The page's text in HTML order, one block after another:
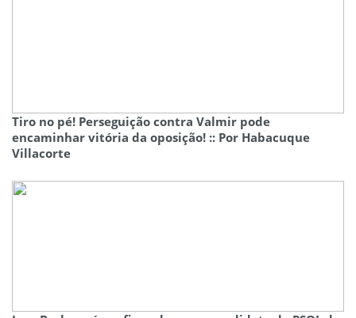
Tiro no pé! Perseguição contra Valmir pode
encaminhar vitória da oposição! :: Por Habacuque
Villacorte